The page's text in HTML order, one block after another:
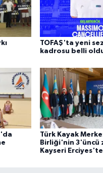
TOFAŞ'ta yeni
kadrosu belli
Türk Kayak
Birliği'nin 3'üncü
Kayseri Erciyes'te